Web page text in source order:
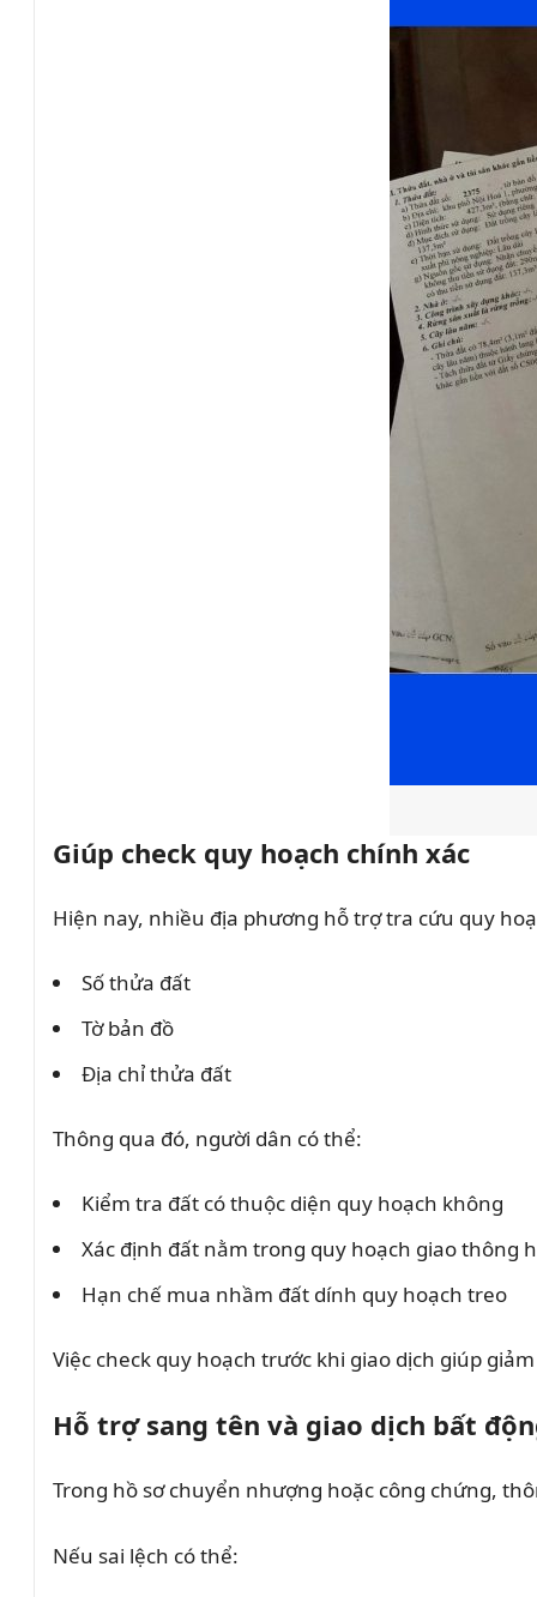
Giúp check quy hoạch chính xác
Hiện nay, nhiều địa phương hỗ trợ tra cứu quy
Số thửa đất
Tờ bản đồ
Địa chỉ thửa đất
Thông qua đó, người dân có thể:
Kiểm tra đất có thuộc diện quy hoạch không
Xác định đất nằm trong quy hoạch giao thông
Hạn chế mua nhầm đất dính quy hoạch treo
Việc check quy hoạch trước khi giao dịch giúp
Hỗ trợ sang tên và giao dịch bất
Trong hồ sơ chuyển nhượng hoặc công chứng,
Nếu sai lệch có thể: